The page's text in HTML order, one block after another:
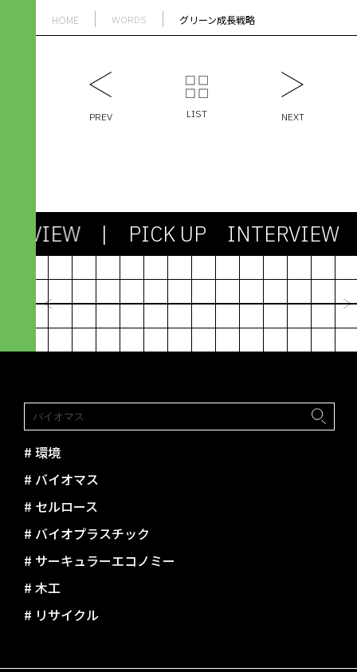
HOME WORDS グリーン成長戦略
PREV LIST NEXT
| PICK UP INTERVIEW
社会も課題もシンプルじゃない。
剥き出しの「わからなさ」との対
2024.03.13
機能不全のシ
林篤志｜
paramita
# 環境
# バイオマス
# セルロース
# バイオプラスチック
# サーキュラーエコノミー
# 木工
# リサイクル